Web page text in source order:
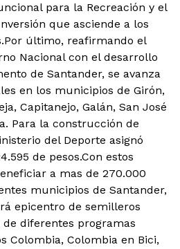
para la Recreación y el
que asciende a los
último, reafirmando el
Nacional con el desarrollo
de Santander, se avanza
en los municipios de Girón,
Capitanejo, Galán, San José
Para la construcción de
del Deporte asignó
de pesos.Con estos
a mas de 270.000
municipios de Santander,
epicentro de semilleros
diferentes programas
Colombia, Colombia en Bici,